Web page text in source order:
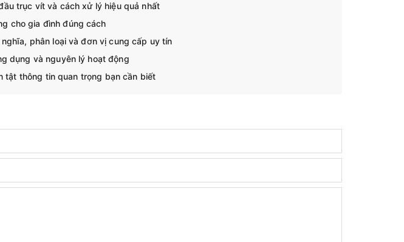
trục vít và cách xử lý hiệu quả nhất
cho gia đình đúng cách
phân loại và đơn vị cung cấp uy tín
dụng và nguyên lý hoạt động
tật thông tin quan trọng bạn cần biết